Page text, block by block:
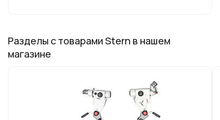
требованиям. Товары компании STERN
экспортируется в страны Евросоюза и
Разделы с товарами Stern в нашем
магазине